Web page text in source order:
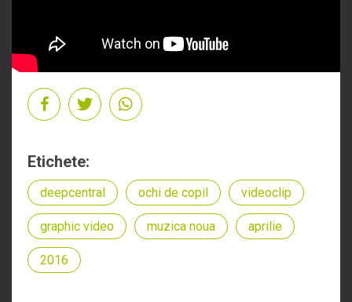
Etichete:
deepcentral ochi de copil videoclip
graphic video muzica noua aprilie
2016